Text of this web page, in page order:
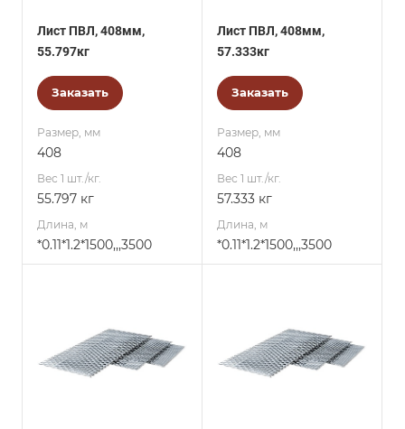
Лист ПВЛ, 408мм,
55.797кг
Заказать
Размер, мм
408
Вес 1 шт./кг.
55.797 кг
Длина, м
*0.11*1.2*1500,,,3500
Лист ПВЛ, 408мм,
57.333кг
Заказать
Размер, мм
408
Вес 1 шт./кг.
57.333 кг
Длина, м
*0.11*1.2*1500,,,3500